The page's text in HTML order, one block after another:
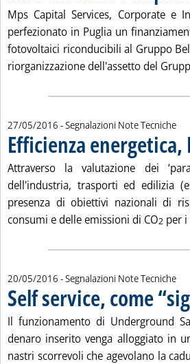
Mps Capital Services, Corporate e
perfezionato in Puglia un
fotovoltaici riconducibili al Gruppo
riorganizzazione dell'assetto del
27/05/2016 - Segnalazioni Note Tecniche
Efficienza
Attraverso la valutazione dei
dell'industria, trasporti ed edilizia
presenza di obiettivi nazionali di
consumi e delle emissioni di CO2 per i
20/05/2016 - Segnalazioni Note Tecniche
Self service, come
Il funzionamento di Underground
denaro inserito venga alloggiato in
nastri scorrevoli che agevolano la